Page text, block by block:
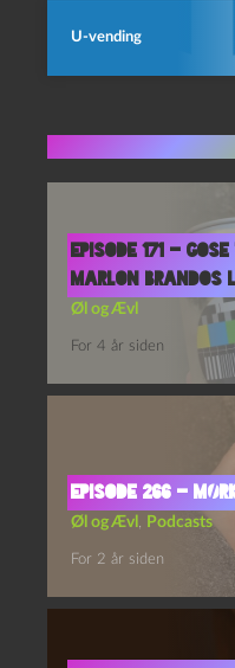
U-vending
Episode 171 –
Marlon Brandos
Øl og Ævl
For 4 år siden
Episode 266 –
Øl og Ævl , Podcasts
For 2 år siden